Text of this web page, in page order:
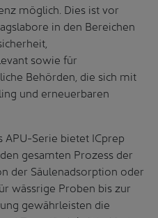
möglich. Dies ist vor
in den Bereichen
sowie für
Behörden, die sich mit
und erneuerbaren
APU-Serie bietet ICprep
gesamten Prozess der
der Säulenadsorption oder
wässrige Proben bis zur
gewährleisten die